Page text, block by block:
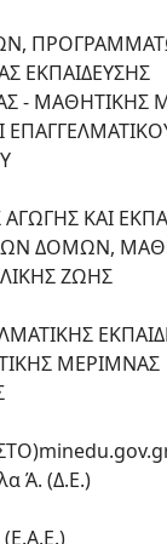
ΕΚΠΑΙΔΕΥΣΗΣ
- ΜΑΘΗΤΙΚΗΣ
ΑΓΩΓΗΣ ΚΑΙ
ΔΟΜΩΝ,
ΖΩΗΣ
ΜΕΡΙΜΝΑΣ
Ά. (Δ.Ε.)